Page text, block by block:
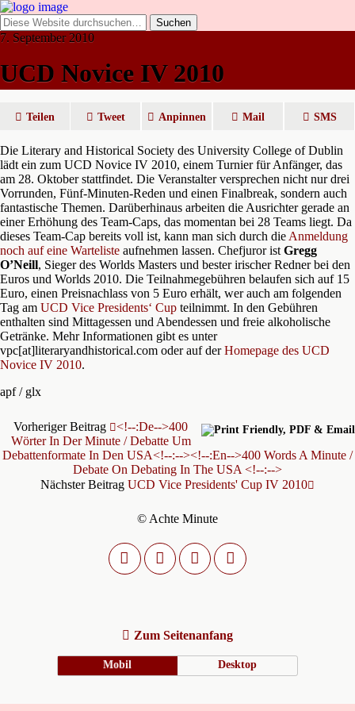
7. September 2010
UCD Novice IV 2010
Teilen Tweet Anpinnen Mail SMS
Die Literary and Historical Society des University College of Dublin
lädt ein zum UCD Novice IV 2010, einem Turnier für Anfänger, das
am 28. Oktober stattfindet. Die Veranstalter versprechen nicht nur drei
Vorrunden, Fünf-Minuten-Reden und einen Finalbreak, sondern auch
fantastische Themen. Darüberhinaus arbeiten die Ausrichter gerade an
einer Erhöhung des Team-Caps, das momentan bei 28 Teams liegt. Da
dieses Team-Cap bereits voll ist, kann man sich durch die Anmeldung
noch auf eine Warteliste aufnehmen lassen. Chefjuror ist Gregg
O’Neill, Sieger des Worlds Masters und bester irischer Redner bei den
Euros und Worlds 2010. Die Teilnahmegebühren belaufen sich auf 15
Euro, einen Preisnachlass von 5 Euro erhält, wer auch am folgenden
Tag am UCD Vice Presidents‘ Cup teilnimmt. In den Gebühren
enthalten sind Mittagessen und Abendessen und freie alkoholische
Getränke. Mehr Informationen gibt es unter
vpc[at]literaryandhistorical.com oder auf derHomepage des UCD
Novice IV 2010.
apf / glx
Vorheriger Beitrag
<!--:de-->400
Wörter In Der Minute / Debatte Um
Debattenformate In Den USA<!--:--><!--:en-->400 Words A Minute /
Debate On Debating In The USA <!--:-->
Nächster Beitrag UCD Vice Presidents' Cup IV 2010
© Achte Minute
Zum Seitenanfang
Mobil Desktop